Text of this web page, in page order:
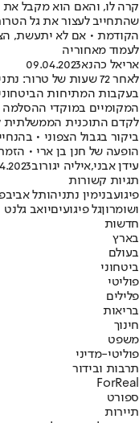
קרה לו, והאם הוא מקבל
שהתחייב לעצור את גל
הקודמת • אם לא יתעשת,
לעמוד מאחוריה
אריאל כהנא09.04.2023
לאחר 72 שעות של טרור: נתניהו שוחח עם ראשי הרשויות בדרום ובצפון
בעקבות המתיחות
המקומיים במוקדי
לקדם התוכנית הממשלתית
ביקור בגבול הצפוני •
הופעה של חנן בן ארי •
עידן אבני,איליה יגורוב
תגיות קשורות
פיגועבנימין נתניהותל אביב
ושומרוןגל פיגועיםיואב גלנט
חדשות
בארץ
בעולם
ביטחוני
פוליטי
פלילים
בריאות
חינוך
משפט
פוליטי-מדיני
תרבות ובידור
ForReal
ספורט
תיירות